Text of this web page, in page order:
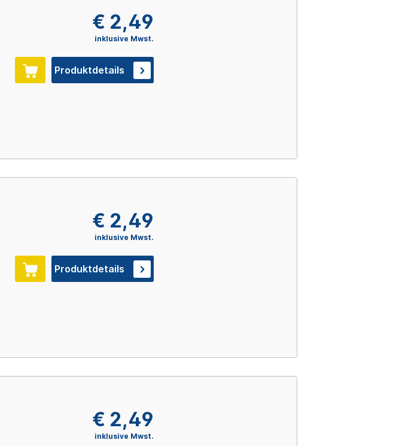
€ 2,49
inklusive Mwst.
Produktdetails
€ 2,49
inklusive Mwst.
Produktdetails
€ 2,49
inklusive Mwst.